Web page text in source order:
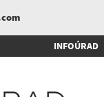
INFOÚRAD